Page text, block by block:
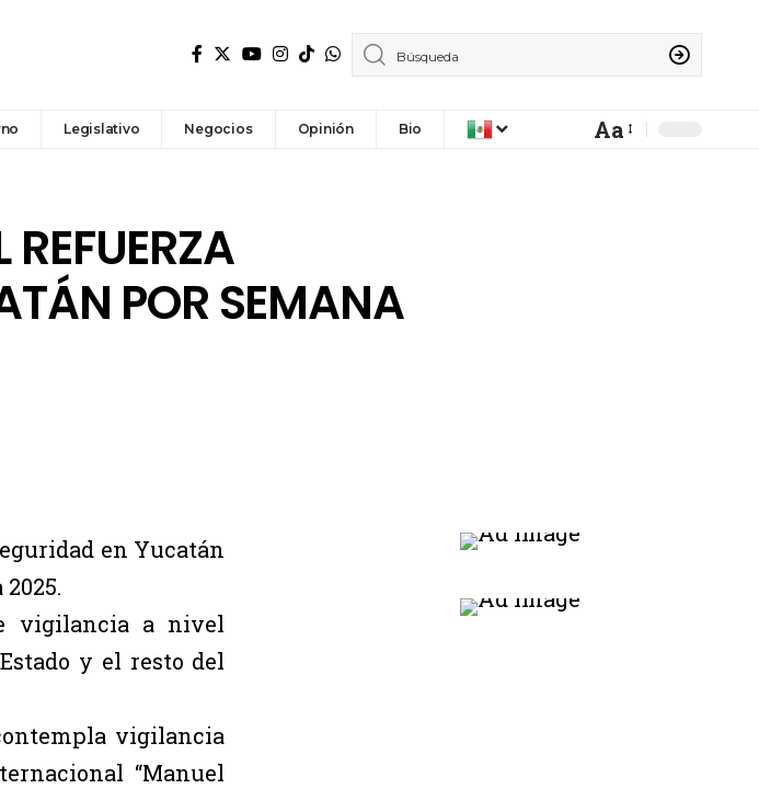
Legislativo Negocios Opinión Bio Aa
POR SEMANA
en Yucatán
vigilancia a nivel
y el resto del
vigilancia
“Manuel